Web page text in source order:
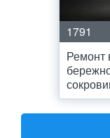
1791
Ремонт